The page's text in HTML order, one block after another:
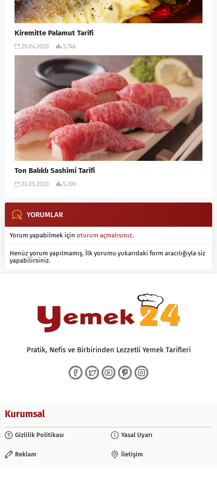
Kiremitte Palamut Tarifi
29.04.2020 5.746
Ton Balıklı Sashimi Tarifi
23.05.2020 5.700
YORUMLAR
Yorum yapabilmek için oturum açmalısınız.
Henüz yorum yapılmamış. İlk yorumu yukarıdaki form aracılığıyla siz
yapabilirsiniz.
Pratik, Nefis ve Birbirinden Lezzetli Yemek Tarifleri
Kurumsal
Gizlilik Politikası Yasal Uyarı
Reklam İletişim